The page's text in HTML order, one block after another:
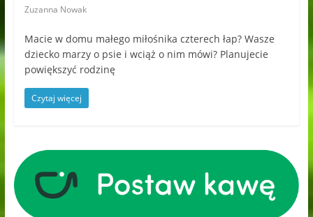
Zuzanna Nowak
Macie w domu małego miłośnika czterech łap? Wasze
dziecko marzy o psie i wciąż o nim mówi? Planujecie
powiększyć rodzinę
Czytaj więcej